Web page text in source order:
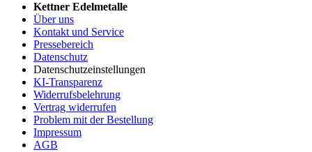
Kettner Edelmetalle
Über uns
Kontakt und Service
Pressebereich
Datenschutz
Datenschutzeinstellungen
KI-Transparenz
Widerrufsbelehrung
Vertrag widerrufen
Problem mit der Bestellung
Impressum
AGB